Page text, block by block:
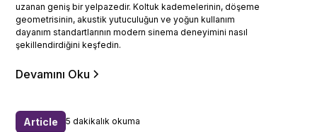
uzanan geniş bir yelpazedir. Koltuk kademelerinin, döşeme
geometrisinin, akustik yutuculuğun ve yoğun kullanım
dayanım standartlarının modern sinema deneyimini nasıl
şekillendirdiğini keşfedin.
Devamını Oku
Article 5 dakikalık okuma